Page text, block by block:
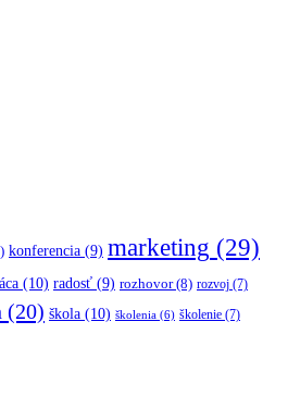
konferencia (9) marketing (29)
(10) radosť (9) rozhovor(8) rozvoj (7)
(20) škola (10) školenia (6) školenie (7)